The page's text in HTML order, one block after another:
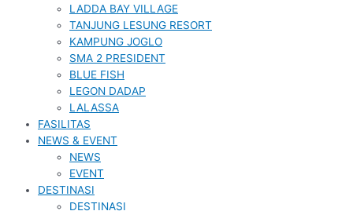
LADDA BAY VILLAGE
TANJUNG LESUNG RESORT
KAMPUNG JOGLO
SMA 2 PRESIDENT
BLUE FISH
LEGON DADAP
LALASSA
FASILITAS
NEWS & EVENT
NEWS
EVENT
DESTINASI
DESTINASI